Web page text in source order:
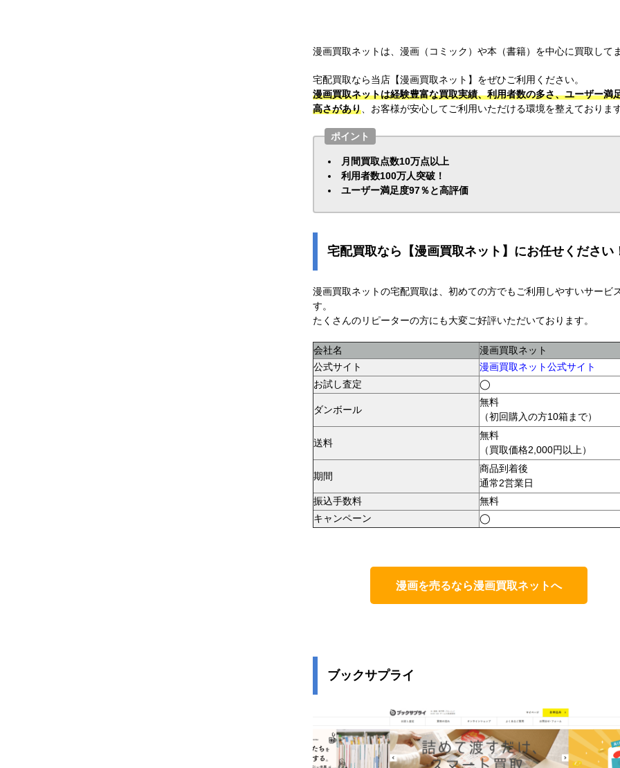
漫画買取ネットは、漫画（コミック）や本（書籍）を中心に買取して
宅配買取なら当店【漫画買取ネット】をぜひご利用ください。
漫画買取ネットは経験豊富な買取実績、利用者数の多さ、ユーザー満
高さがあり 、お客様が安心してご利用いただける環境を整えておりま
ポイント
月間買取点数10万点以上
利用者数100万人突破！
ユーザー満足度97％と高評価
宅配買取なら【漫画買取ネット】にお任せください
漫画買取ネットの宅配買取は、初めての方でもご利用しやすいサービ
す。
たくさんのリピーターの方にも大変ご好評いただいております。
会社名
漫画買取ネット
公式サイト
漫画買取ネット公式サイト
お試し査定
◯
ダンボール
無料
（初回購入の方10箱まで）
送料
無料
（買取価格2,000円以上）
期間
商品到着後
通常2営業日
振込手数料
無料
キャンペーン
◯
漫画を売るなら漫画買取ネットへ
ブックサプライ